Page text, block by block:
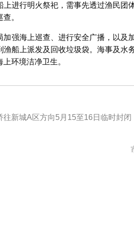
进行明火祭祀，需事先透过渔民团
。
加强海上巡查、进行安全广播，以及
船上派发及回收垃圾袋。海事及水
环境洁净卫生。
新城A区方向5月15至16日临时封闭